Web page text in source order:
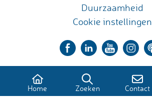
Duurzaamheid
Cookie instellingen
Home Zoeken Contact